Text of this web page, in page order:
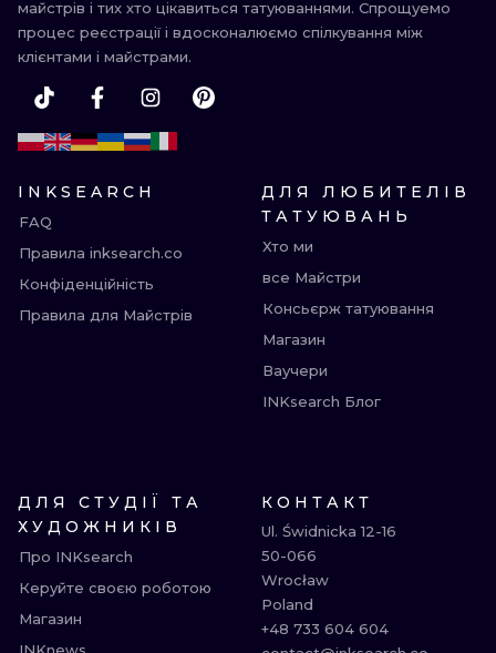
майстрів і тих хто цікавиться татуюваннями. Спрощуемо
процес реєстрації і вдосконалюємо спілкування між
клієнтами і майстрами.
INKSEARCH
FAQ
Правила inksearch.co
Конфіденційність
Правила для Майстрів
ДЛЯ ЛЮБИТЕЛІВ
ТАТУЮВАНЬ
Хто ми
все Майстри
Консьєрж татуювання
Магазин
Ваучери
INKsearch Блог
ДЛЯ СТУДІЇ ТА
ХУДОЖНИКІВ
Про INKsearch
Керуйте своєю роботою
Магазин
КОНТАКТ
Ul. Świdnicka 12-16
50-066
Wrocław
Poland
+48 733 604 604